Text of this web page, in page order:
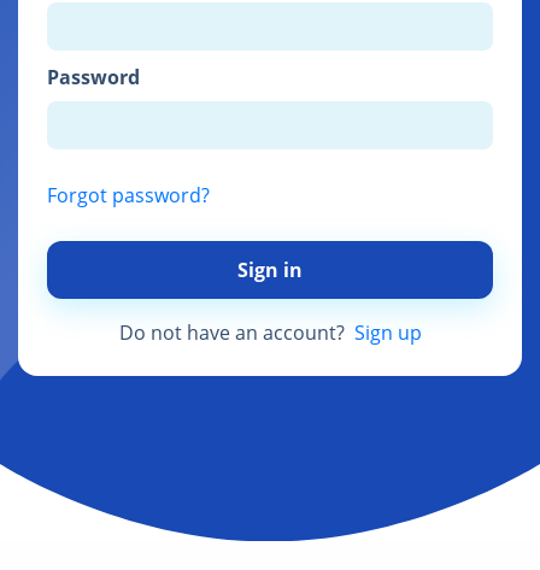
Password
Forgot password?
Sign in
Do not have an account? Sign up